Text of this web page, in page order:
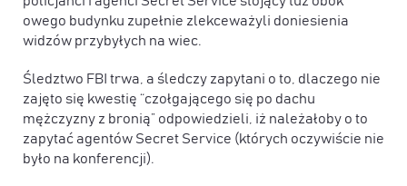
owego budynku zupełnie zlekceważyli doniesienia
widzów przybyłych na wiec.
Śledztwo FBI trwa, a śledczy zapytani o to, dlaczego nie
zajęto się kwestię “czołgającego się po dachu
mężczyzny z bronią” odpowiedzieli, iż należałoby o to
zapytać agentów Secret Service (których oczywiście nie
było na konferencji).